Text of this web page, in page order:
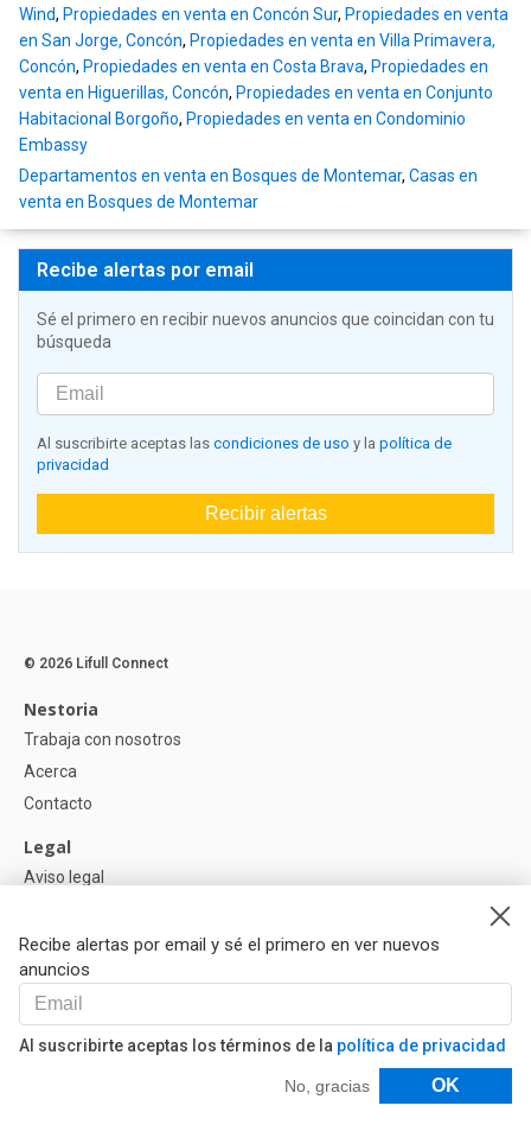
Wind, Propiedades en venta en Concón Sur, Propiedades en venta
en San Jorge, Concón, Propiedades en venta en Villa Primavera,
Concón, Propiedades en venta en Costa Brava, Propiedades en
venta en Higuerillas, Concón, Propiedades en venta en Conjunto
Habitacional Borgoño, Propiedades en venta en Condominio
Embassy
Departamentos en venta en Bosques de Montemar, Casas en
venta en Bosques de Montemar
Recibe alertas por email
Sé el primero en recibir nuevos anuncios que coincidan con tu
búsqueda
Al suscribirte aceptas las condiciones de uso y la política de
privacidad
Recibir alertas
Recibe alertas por email y sé el primero en ver nuevos
anuncios
Al suscribirte aceptas los términos de la política de privacidad
No, gracias OK
Filtros
© 2026 Lifull Connect
Nestoria
Trabaja con nosotros
Acerca
Contacto
Legal
Aviso legal
Política de Cookies
Ayuda
Preguntas
Nuestros Partners